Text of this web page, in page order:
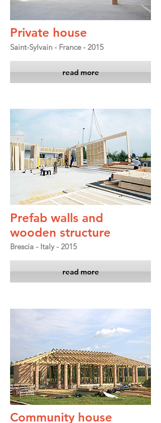
Private house
Saint-Sylvain - France - 2015
read more
Prefab walls and
wooden structure
Brescia - Italy - 2015
read more
Community house